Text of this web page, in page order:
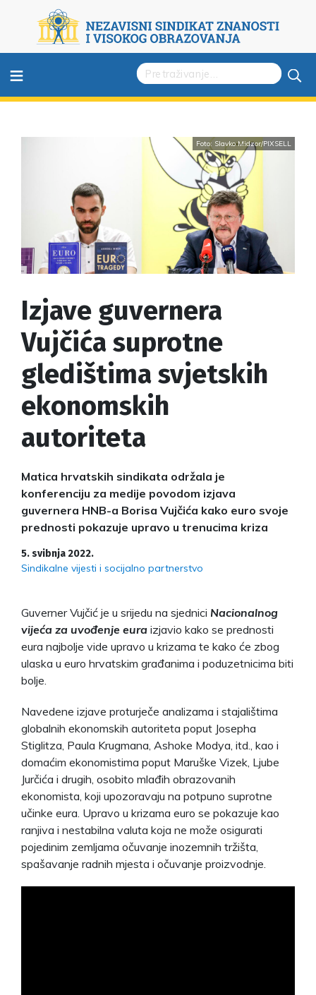
≡
Foto: Slavko Midzor/PIXSELL
Izjave guvernera
Vujčića suprotne
gledištima svjetskih
ekonomskih
autoriteta
Matica hrvatskih sindikata održala je
konferenciju za medije povodom izjava
guvernera HNB-a Borisa Vujčića kako euro svoje
prednosti pokazuje upravo u trenucima kriza
5. svibnja 2022.
Sindikalne vijesti i socijalno partnerstvo
Guverner Vujčić je u srijedu na sjednici Nacionalnog
vijeća za uvođenje eura izjavio kako se prednosti
eura najbolje vide upravo u krizama te kako će zbog
ulaska u euro hrvatskim građanima i poduzetnicima biti
bolje.
Navedene izjave proturječe analizama i stajalištima
globalnih ekonomskih autoriteta poput Josepha
Stiglitza, Paula Krugmana, Ashoke Modya, itd., kao i
domaćim ekonomistima poput Maruške Vizek, Ljube
Jurčića i drugih, osobito mlađih obrazovanih
ekonomista, koji upozoravaju na potpuno suprotne
učinke eura. Upravo u krizama euro se pokazuje kao
ranjiva i nestabilna valuta koja ne može osigurati
pojedinim zemljama očuvanje inozemnih tržišta,
spašavanje radnih mjesta i očuvanje proizvodnje.